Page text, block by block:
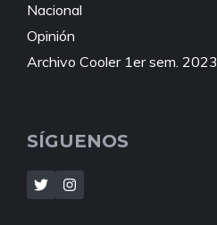
Nacional
Opinión
Archivo Cooler 1er sem. 2023
SÍGUENOS